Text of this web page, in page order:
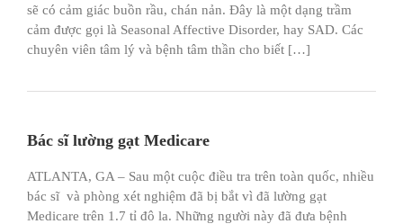
sẽ có cảm giác buồn rầu, chán nản. Đây là một dạng trầm
cảm được gọi là Seasonal Affective Disorder, hay SAD. Các
chuyên viên tâm lý và bệnh tâm thần cho biết […]
Bác sĩ lường gạt Medicare
ATLANTA, GA – Sau một cuộc điều tra trên toàn quốc, nhiều
bác sĩ và phòng xét nghiệm đã bị bắt vì đã lường gạt
Medicare trên 1.7 tỉ đô la. Những người này đã đưa bệnh